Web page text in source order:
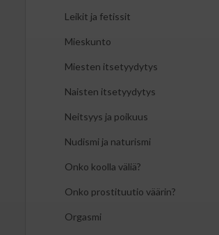
Leikit ja fetissit
Mieskunto
Miesten itsetyydytys
Naisten itsetyydytys
Neitsyys ja poikuus
Nudismi ja naturismi
Onko koolla väliä?
Onko prostituutio väärin?
Orgasmi